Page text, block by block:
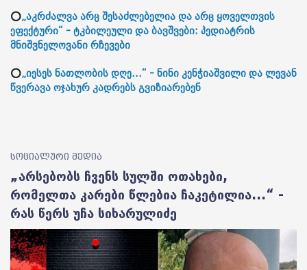
⭕„აკრძალვა არც შესაძლებელია და არც ყოველთვის
ეფექტური“ - ტკბილეული და ბავშვები: პედიატრის
მნიშვნელოვანი რჩევები
⭕„იესეს ნათლობის დღე...“ - ნინი კენჭიაშვილი და ლევან
წვერავა ოჯახურ კადრებს გვიზიარებენ
სოციალური მედია
„არსებობს ჩვენს სულში ოთახები,
რომელთა კარები წლებია ჩაკეტილია...“ -
რას წერს უჩა სიხარულიძე